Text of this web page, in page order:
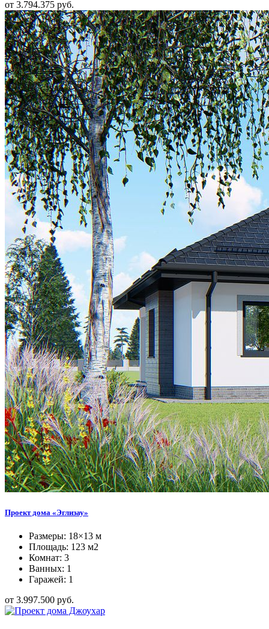
от 3.794.375 руб.
Проект дома «Эглизау»
Размеры: 18×13 м
Площадь: 123 м2
Комнат: 3
Ванных: 1
Гаражей: 1
от 3.997.500 руб.